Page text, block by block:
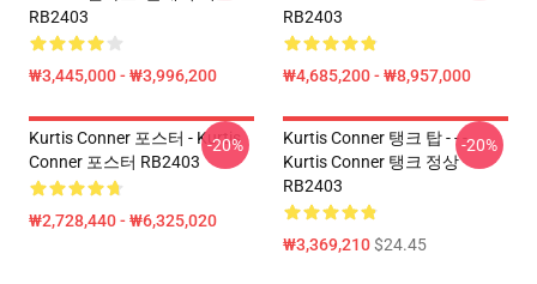
RB2403
₩3,445,000 - ₩3,996,200
RB2403
₩4,685,200 - ₩8,957,000
Kurtis Conner 포스터 - Kurtis
Conner 포스터 RB2403
₩2,728,440 - ₩6,325,020
-20%
Kurtis Conner 탱크 탑 - - -
Kurtis Conner 탱크 정상
RB2403
₩3,369,210$24.45
-20%